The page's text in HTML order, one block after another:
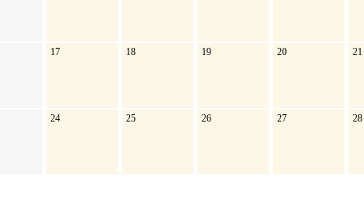
17 18 19 20 21
24 25 26 27 28